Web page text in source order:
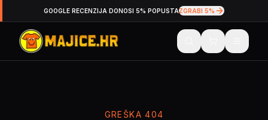
GOOGLE RECENZIJA DONOSI 5% POPUSTAZGRABI 5%
GREŠKA 404